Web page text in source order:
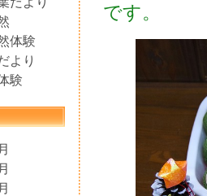
体験
より
験
です。